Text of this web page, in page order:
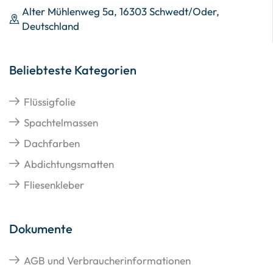
Alter Mühlenweg 5a, 16303 Schwedt/Oder,
Deutschland
Beliebteste Kategorien
Flüssigfolie
Spachtelmassen
Dachfarben
Abdichtungsmatten
Fliesenkleber
Dokumente
AGB und Verbraucherinformationen